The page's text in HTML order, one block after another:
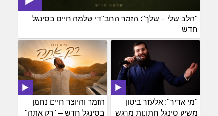
"הלב שלי – שלך": הזמר החב"די שלמה חיים בסינגל
חדש
הזמר והיוצר חיים נחמן
בסינגל חדש – "רק אתה"
"מי אדיר": אלעזר ביטון
משיק סינגל חתונות מרגש